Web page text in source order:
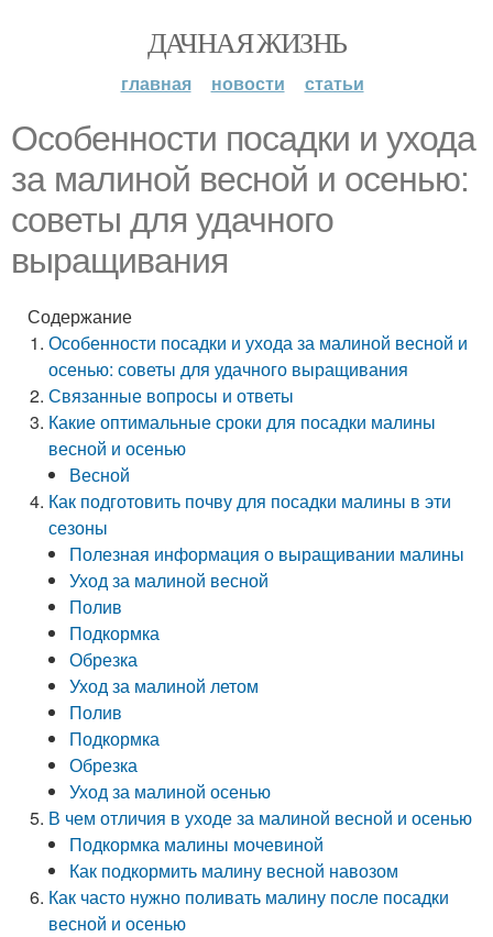
ДАЧНАЯ ЖИЗНЬ
главная новости статьи
Особенности посадки и ухода
за малиной весной и осенью:
советы для удачного
выращивания
Содержание
Особенности посадки и ухода за малиной весной и
осенью: советы для удачного выращивания
Связанные вопросы и ответы
Какие оптимальные сроки для посадки малины
весной и осенью
Весной
Как подготовить почву для посадки малины в эти
сезоны
Полезная информация о выращивании малины
Уход за малиной весной
Полив
Подкормка
Обрезка
Уход за малиной летом
Полив
Подкормка
Обрезка
Уход за малиной осенью
В чем отличия в уходе за малиной весной и осенью
Подкормка малины мочевиной
Как подкормить малину весной навозом
Как часто нужно поливать малину после посадки
весной и осенью